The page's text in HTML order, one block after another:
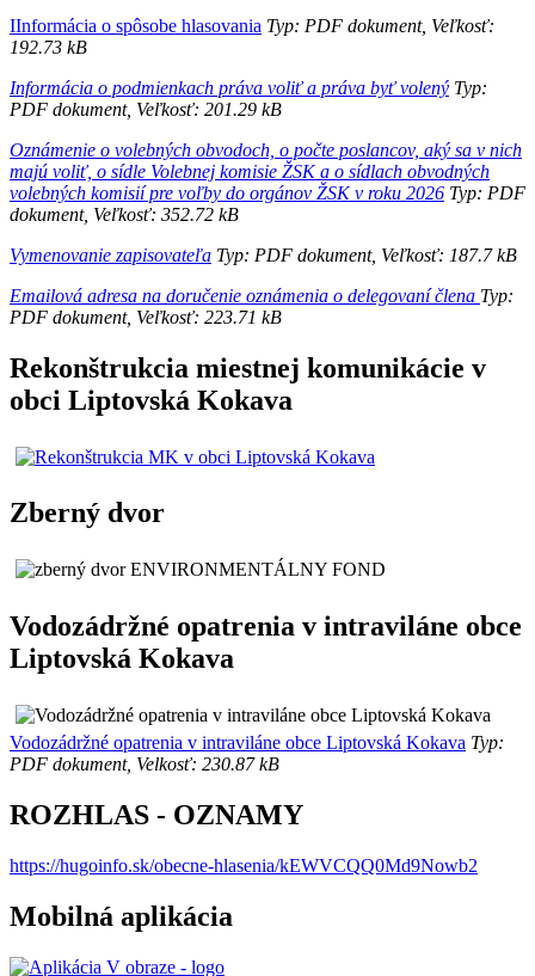
IInformácia o spôsobe hlasovania Typ: PDF dokument, Veľkosť:
192.73 kB
Informácia o podmienkach práva voliť a práva byť volený Typ:
PDF dokument, Veľkosť: 201.29 kB
Oznámenie o volebných obvodoch, o počte poslancov, aký sa v nich
majú voliť, o sídle Volebnej komisie ŽSK a o sídlach obvodných
volebných komisií pre voľby do orgánov ŽSK v roku 2026 Typ: PDF
dokument, Veľkosť: 352.72 kB
Vymenovanie zapisovateľa Typ: PDF dokument, Veľkosť: 187.7 kB
Emailová adresa na doručenie oznámenia o delegovaní člena Typ:
PDF dokument, Veľkosť: 223.71 kB
Rekonštrukcia miestnej komunikácie v
obci Liptovská Kokava
Zberný dvor
Vodozádržné opatrenia v intraviláne obce
Liptovská Kokava
Vodozádržné opatrenia v intraviláne obce Liptovská Kokava Typ:
PDF dokument, Velkosť: 230.87 kB
ROZHLAS - OZNAMY
https://hugoinfo.sk/obecne-hlasenia/kEWVCQQ0Md9Nowb2
Mobilná aplikácia